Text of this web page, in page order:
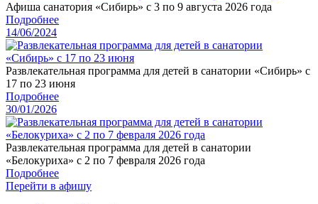
Афиша санатория «Сибирь» с 3 по 9 августа 2026 года
Подробнее
14/06/2024
Развлекательная программа для детей в санатории «Сибирь» с
17 по 23 июня
Подробнее
30/01/2026
Развлекательная программа для детей в санатории
«Белокуриха» с 2 по 7 февраля 2026 года
Подробнее
Перейти в афишу